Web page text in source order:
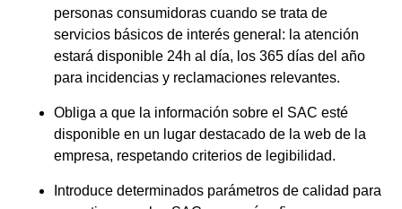
personas consumidoras cuando se trata de
servicios básicos de interés general: la atención
estará disponible 24h al día, los 365 días del año
para incidencias y reclamaciones relevantes.
Obliga a que la información sobre el SAC esté
disponible en un lugar destacado de la web de la
empresa, respetando criterios de legibilidad.
Introduce determinados parámetros de calidad para